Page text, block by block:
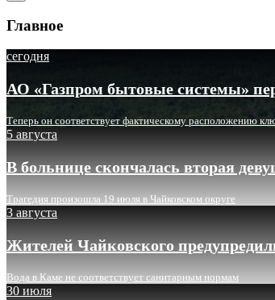
Главное
сегодня
АО «Газпром бытовые системы»
Теперь он соответствует фактическому расположению
5 августа
В больнице скончалась вторая
Трагедия произошла 19 июля в Чайковском округе
3 августа
Жителей Чайковского
Вода в Каме не соответствует санитарным нормам
30 июля